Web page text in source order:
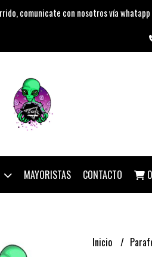
comunicate con nosotros vía
MAYORISTAS CONTACTO 0
Inicio